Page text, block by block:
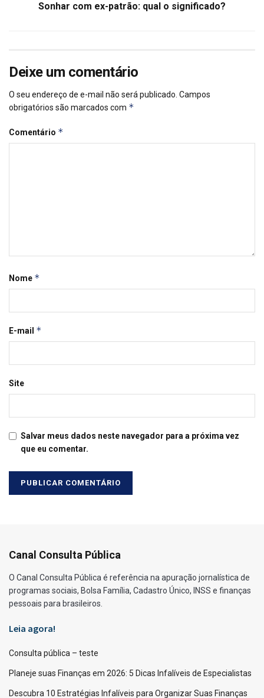
Sonhar com ex-patrão: qual o significado?
Deixe um comentário
O seu endereço de e-mail não será publicado. Campos
obrigatórios são marcados com *
Comentário *
Nome *
E-mail *
Site
Salvar meus dados neste navegador para a próxima vez
que eu comentar.
Canal Consulta Pública
O Canal Consulta Pública é referência na apuração jornalística de
programas sociais, Bolsa Família, Cadastro Único, INSS e finanças
pessoais para brasileiros.
Leia agora!
Consulta pública – teste
Planeje suas Finanças em 2026: 5 Dicas Infalíveis de Especialistas
Descubra 10 Estratégias Infalíveis para Organizar Suas Finanças